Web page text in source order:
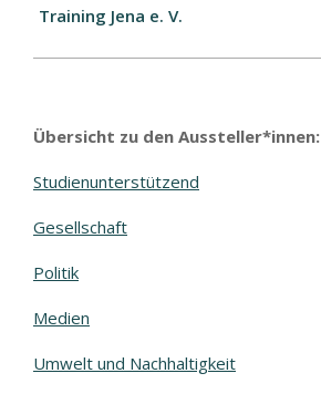
Training Jena e. V.
Übersicht zu den Aussteller*innen:
Studienunterstützend
Gesellschaft
Politik
Medien
Umwelt und Nachhaltigkeit